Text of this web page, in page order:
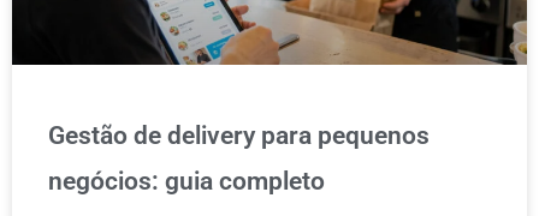
Gestão de delivery para pequenos
negócios: guia completo